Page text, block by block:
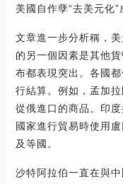
美國自作孽“去美元化”
文章進一步分析稱，
的另一個因素是其他
布都表現突出。各國
行結算。例如，孟加
從俄進口的商品。印
國家進行貿易時使用
及等國。
沙特阿拉伯一直在與